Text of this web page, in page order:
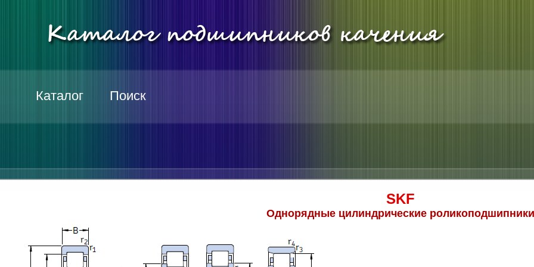
Каталог Поиск
SKF
Однорядные цилиндрические роликоподшипники